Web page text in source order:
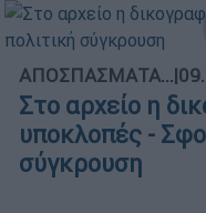
ΑΠΟΣΠΑΣΜΑΤΑ...|
Στο αρχείο η
υποκλοπές -
σύγκρουση